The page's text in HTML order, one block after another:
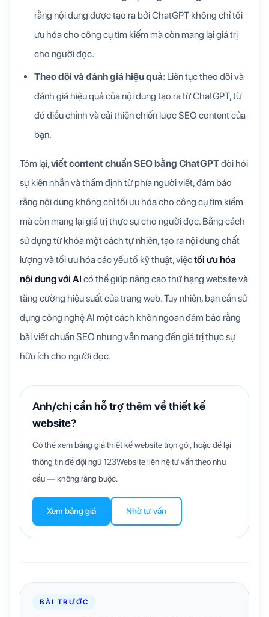
rằng nội dung được tạo ra bởi ChatGPT không chỉ tối
ưu hóa cho công cụ tìm kiếm mà còn mang lại giá trị
cho người đọc.
Theo dõi và đánh giá hiệu quả: Liên tục theo dõi và
đánh giá hiệu quả của nội dung tạo ra từ ChatGPT, từ
đó điều chỉnh và cải thiện chiến lược SEO content của
bạn.
Tóm lại,viết content chuẩn SEO bằng ChatGPTđòi hỏi
sự kiên nhẫn và thẩm định từ phía người viết, đảm bảo
rằng nội dung không chỉ tối ưu hóa cho công cụ tìm kiếm
mà còn mang lại giá trị thực sự cho người đọc. Bằng cách
sử dụng từ khóa một cách tự nhiên, tạo ra nội dung chất
lượng và tối ưu hóa các yếu tố kỹ thuật, việctối ưu hóa
nội dung với AI có thể giúp nâng cao thứ hạng website và
tăng cường hiệu suất của trang web. Tuy nhiên, bạn cần sử
dụng công nghệ AI một cách khôn ngoan đảm bảo rằng
bài viết chuẩn SEO nhưng vẫn mang đến giá trị thực sự
hữu ích cho người đọc.
Anh/chị cần hỗ trợ thêm về thiết kế
website?
Có thể xem bảng giá thiết kế website trọn gói, hoặc để lại
thông tin để đội ngũ 123Website liên hệ tư vấn theo nhu
cầu — không ràng buộc.
Xem bảng giá Nhờ tư vấn
BÀI TRƯỚC